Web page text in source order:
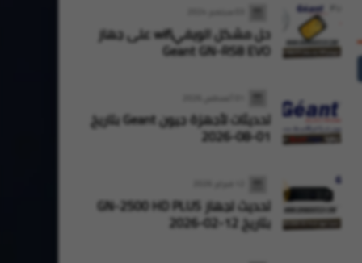
حل مشكل الويفيwifi على جهاز
Geant GN-RS8 EVO
تحديثات لأجهزة جيون Geant بتاريخ
01-08-2026
تحديث لجهاز GN-2500 HD PLUS
بتاريخ 12-02-2026